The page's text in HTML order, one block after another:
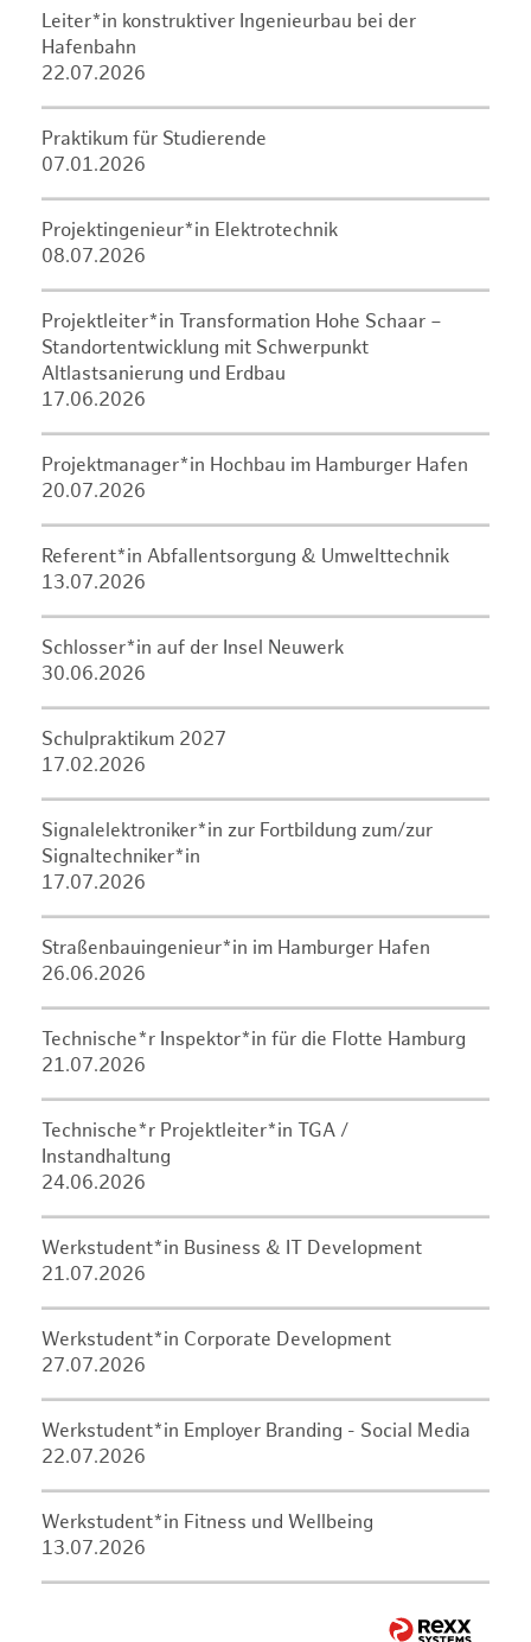
Leiter*in konstruktiver Ingenieurbau bei der
Hafenbahn
22.07.2026
Praktikum für Studierende
07.01.2026
Projektingenieur*in Elektrotechnik
08.07.2026
Projektleiter*in Transformation Hohe Schaar –
Standortentwicklung mit Schwerpunkt
Altlastsanierung und Erdbau
17.06.2026
Projektmanager*in Hochbau im Hamburger Hafen
20.07.2026
Referent*in Abfallentsorgung & Umwelttechnik
13.07.2026
Schlosser*in auf der Insel Neuwerk
30.06.2026
Schulpraktikum 2027
17.02.2026
Signalelektroniker*in zur Fortbildung zum/zur
Signaltechniker*in
17.07.2026
Straßenbauingenieur*in im Hamburger Hafen
26.06.2026
Technische*r Inspektor*in für die Flotte Hamburg
21.07.2026
Technische*r Projektleiter*in TGA /
Instandhaltung
24.06.2026
Werkstudent*in Business & IT Development
21.07.2026
Werkstudent*in Corporate Development
27.07.2026
Werkstudent*in Employer Branding - Social Media
22.07.2026
Werkstudent*in Fitness und Wellbeing
13.07.2026